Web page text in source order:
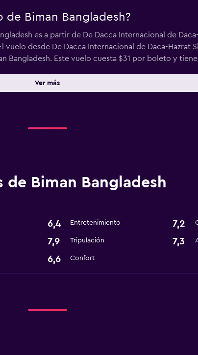
de Biman Bangladesh?
es a partir de De Dacca Internacional de
desde De Dacca Internacional de Daca-Hazrat
Bangladesh. Este vuelo cuesta $31 por boleto y tiene
Ver más
de Biman Bangladesh
6,4 Entretenimiento 7,2
7,9 Tripulación 7,3
6,6 Confort